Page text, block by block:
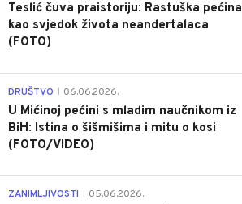
Teslić čuva praistoriju: Rastuška pećina
kao svjedok života neandertalaca
(FOTO)
DRUŠTVO 06.06.2026.
U Mićinoj pećini s mladim naučnikom iz
BiH: Istina o šišmišima i mitu o kosi
(FOTO/VIDEO)
ZANIMLJIVOSTI 05.06.2026.